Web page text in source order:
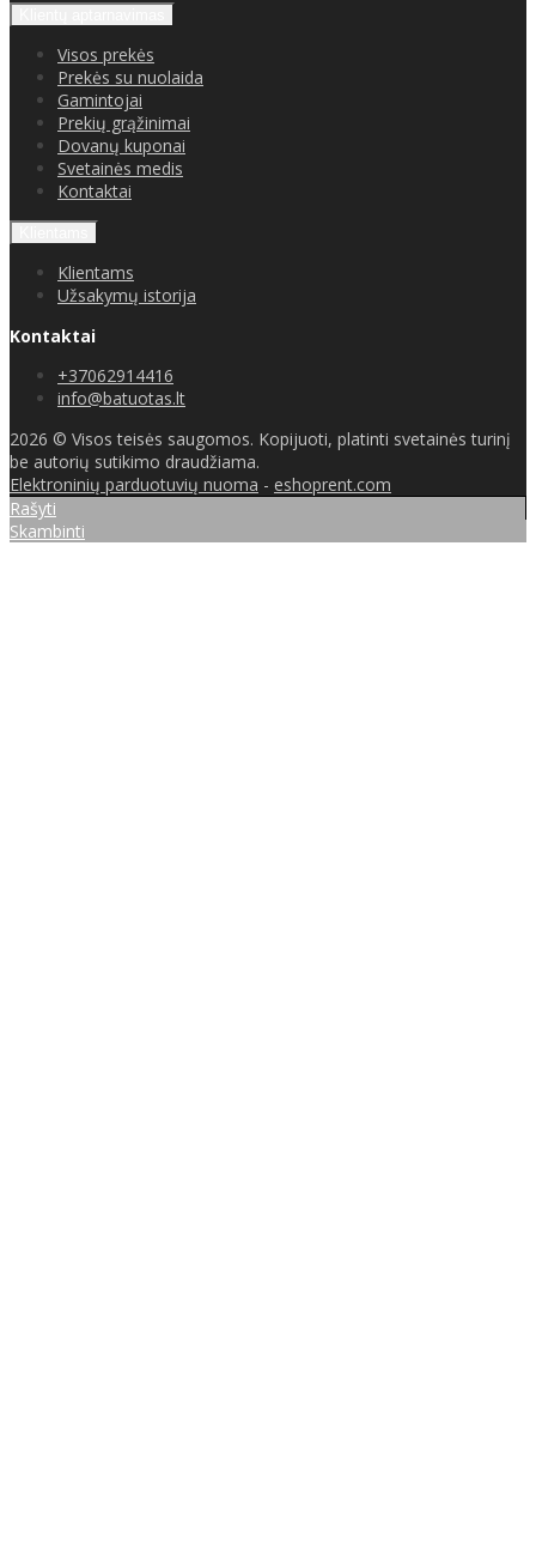
Visos prekės
Prekės su nuolaida
Gamintojai
Prekių grąžinimai
Dovanų kuponai
Svetainės medis
Kontaktai
Klientams
Užsakymų istorija
Kontaktai
+37062914416
info@batuotas.lt
2026 © Visos teisės saugomos. Kopijuoti, platinti svetainės turinį
be autorių sutikimo draudžiama.
Elektroninių parduotuvių nuoma - eshoprent.com
Rašyti
Skambinti